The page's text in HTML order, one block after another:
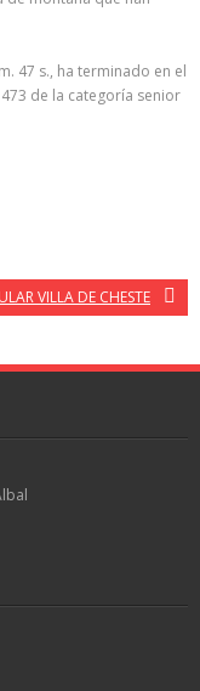
47 s., ha terminado en el
de la categoría senior
VILLA DE CHESTE